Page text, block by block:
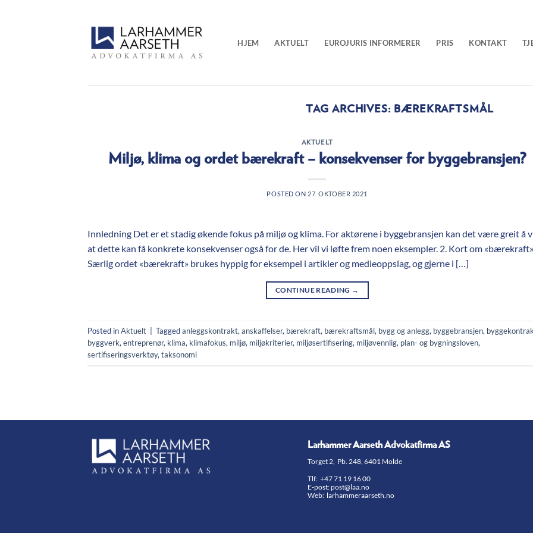
HJEM AKTUELT EUROJURIS INFORMERER PRIS KONTAKT
TAG ARCHIVES: BÆREKRAFTSMÅL
AKTUELT
Miljø, klima og ordet bærekraft – konsekvenser for byggebransjen?
POSTED ON 27. OKTOBER 2021
Innledning Det er et stadig økende fokus på miljø og klima. For aktørene i byggebransjen kan det være greit å
at dette kan få konkrete konsekvenser også for de. Her vil vi løfte frem noen eksempler. 2. Kort om «bærekraft»
Særlig ordet «bærekraft» brukes hyppig for eksempel i artikler og medieoppslag, og gjerne i […]
CONTINUE READING →
Posted inAktuelt Taggedanleggskontrakt, anskaffelser, bærekraft, bærekraftsmål, bygg og anlegg, byggebransjen,
byggverk, entreprenør, klima, klimafokus, miljø, miljøkriterier, miljøsertifisering, miljøvennlig, plan- og bygningsloven,
sertifiseringsverktøy, taksonomi
Larhammer Aarseth Advokatfirma AS
Torget 2, Pb. 248, 6401 Molde
Tlf: +47 71 19 16 00
E-post:post@laa.no
Web: larhammeraarseth.no